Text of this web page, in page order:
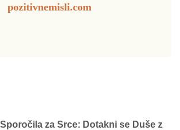
pozitivnemisli.com
za Srce: Dotakni se Duše z